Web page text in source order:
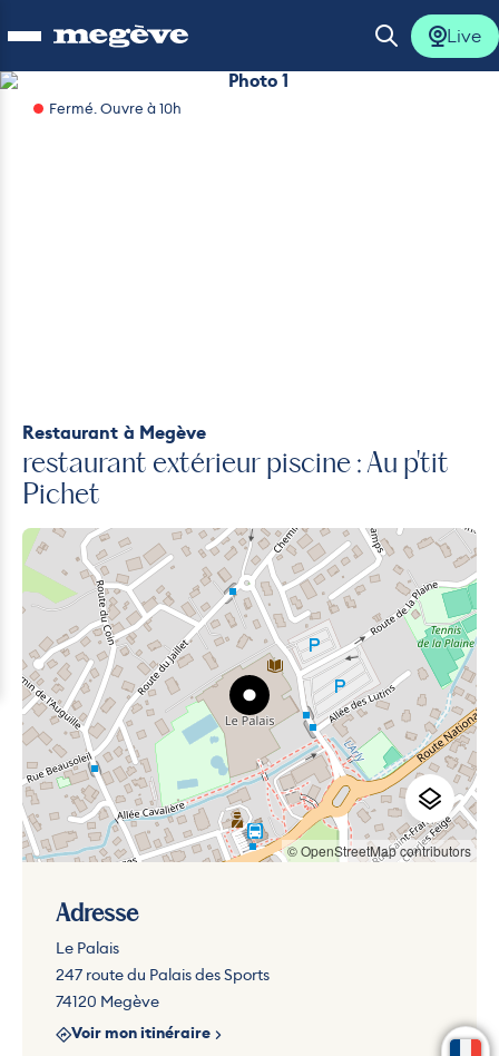
Ouvrir le menu Ouvrir la
Live
Restaurant à Megève
restaurant extérieur piscine : Au p'tit
Pichet
Photo 1
Fermé. Ouvre à 10h
© OpenStreetMap contributors
Adresse
Le Palais
247 route du Palais des Sports
74120 Megève
Voir mon itinéraire